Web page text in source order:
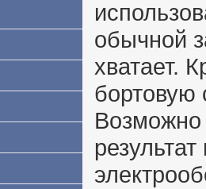
обычной
хватает.
бортовую
Возможно